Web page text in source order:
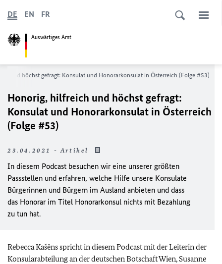
Auswärtiges Amt
DE EN FR
und höchst gefragt: Konsulat und Honorarkonsulat in Österreich (Folge #53)
Honorig, hilfreich und höchst gefragt:
Konsulat und Honorarkonsulat in Österreich
(Folge #53)
23.04.2021 - Artikel
In diesem Podcast besuchen wir eine unserer größten
Passstellen und erfahren, welche Hilfe unsere Konsulate
Bürgerinnen und Bürgern im Ausland anbieten und dass
das Honorar im Titel Honorarkonsul nichts mit Bezahlung
zu tun hat.
Rebecca Kašēns spricht in diesem Podcast mit der Leiterin der
Konsularabteilung an der deutschen Botschaft Wien, Susanne